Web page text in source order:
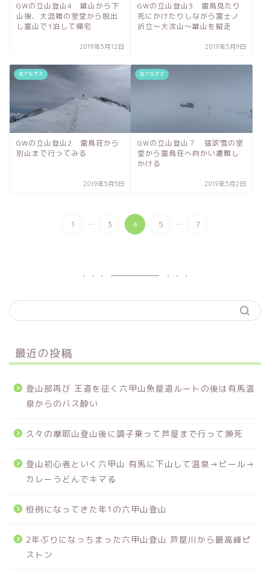
GWの立山登山4 雄山から下
山後、大混雑の室堂から脱出
し富山で1泊して帰宅
2019年5月12日
GWの立山登山3 雷鳥見たり
死にかけたりしながら富士ノ
折立～大汝山～雄山を縦走
2019年5月9日
北アルプス
GWの立山登山2 雷鳥荘から
別山まで行ってみる
2019年5月5日
北アルプス
GWの立山登山？ 猛吹雪の室
堂から雷鳥荘へ向かい遭難し
かける
2019年5月2日
1 ... 3 4 5 ... 7
最近の投稿
登山部再び 王道を征く六甲山魚屋道ルートの後は有馬温
泉からのバス酔い
久々の摩耶山登山後に調子乗って芦屋まで行って瀕死
登山初心者といく六甲山 有馬に下山して温泉→ビール→
カレーうどんでキマる
恒例になってきた年1の六甲山登山
2年ぶりになっちまった六甲山登山 芦屋川から最高峰ピ
ストン